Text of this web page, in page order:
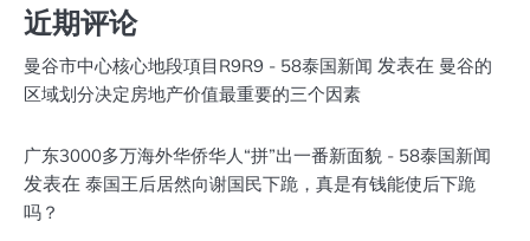
近期评论
曼谷市中心核心地段項目R9R9 - 58泰国新闻 发表在 曼谷的
区域划分决定房地产价值最重要的三个因素
广东3000多万海外华侨华人“拼”出一番新面貌 - 58泰国新闻
发表在 泰国王后居然向谢国民下跪，真是有钱能使后下跪
吗？